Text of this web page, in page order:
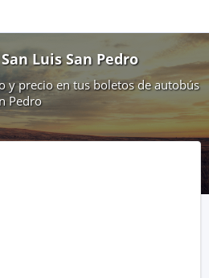
Luis San Pedro
y precio en tus boletos de autobús
Pedro